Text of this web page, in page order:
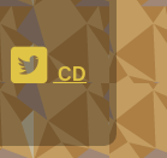
CD